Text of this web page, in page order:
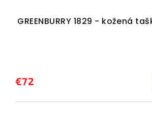
GREENBURRY 1829 - kožená
€72